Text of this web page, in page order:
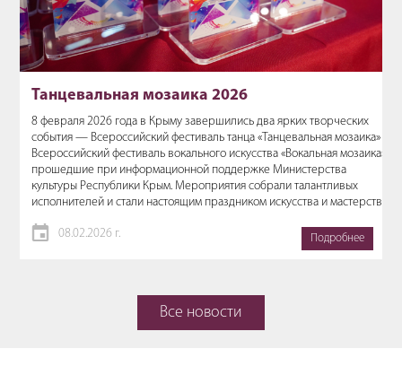
Танцевальная мозаика 2026
8 февраля 2026 года в Крыму завершились два ярких творческих
события — Всероссийский фестиваль танца «Танцевальная мозаика» и
Всероссийский фестиваль вокального искусства «Вокальная мозаика»,
прошедшие при информационной поддержке Министерства
культуры Республики Крым. Мероприятия собрали талантливых
исполнителей и стали настоящим праздником искусства и мастерства.
08.02.2026 г. Подробнее
Все новости